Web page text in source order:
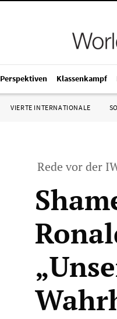
Perspektiven Klassenkampf
VIERTE INTERNATIONALE
Rede vor der